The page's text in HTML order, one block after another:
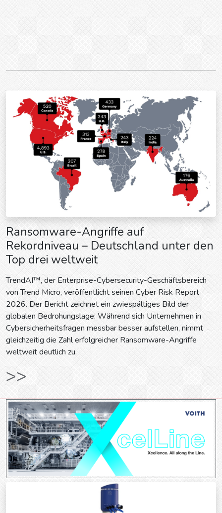
Ransomware-Angriffe auf
Rekordniveau – Deutschland unter den
Top drei weltweit
TrendAI™, der Enterprise-Cybersecurity-Geschäftsbereich
von Trend Micro, veröffentlicht seinen Cyber Risk Report
2026. Der Bericht zeichnet ein zwiespältiges Bild der
globalen Bedrohungslage: Während sich Unternehmen in
Cybersicherheitsfragen messbar besser aufstellen, nimmt
gleichzeitig die Zahl erfolgreicher Ransomware-Angriffe
weltweit deutlich zu.
>>